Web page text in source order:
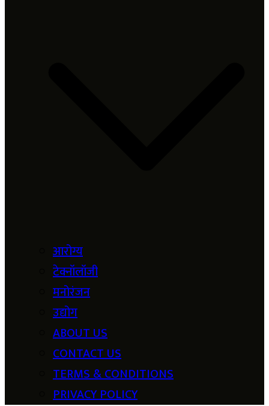
आरोग्य
टेक्नॉलॉजी
मनोरंजन
उद्योग
ABOUT US
CONTACT US
TERMS & CONDITIONS
PRIVACY POLICY